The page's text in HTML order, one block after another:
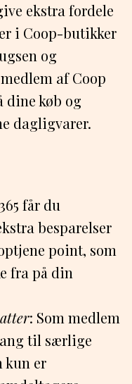
ekstra fordele
i Coop-butikker
og
af Coop
dine køb og
dagligvarer.
får du
besparelser
point, som
fra på din
: Som medlem
til særlige
kun er